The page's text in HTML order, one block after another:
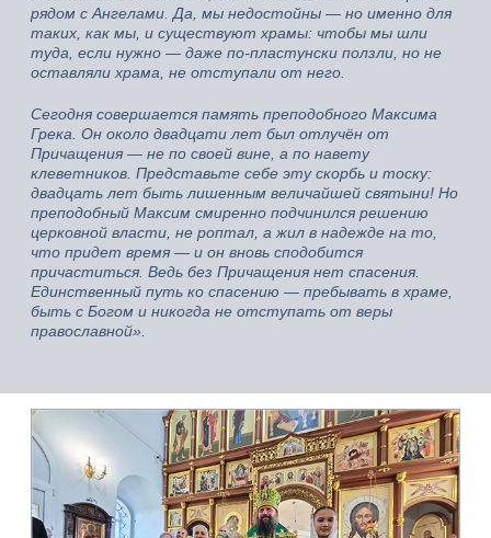
рядом с Ангелами. Да, мы недостойны — но именно для
таких, как мы, и существуют храмы: чтобы мы шли
туда, если нужно — даже по-пластунски ползли, но не
оставляли храма, не отступали от него.
Сегодня совершается память преподобного Максима
Грека. Он около двадцати лет был отлучён от
Причащения — не по своей вине, а по навету
клеветников. Представьте себе эту скорбь и тоску:
двадцать лет быть лишенным величайшей святыни! Но
преподобный Максим смиренно подчинился решению
церковной власти, не роптал, а жил в надежде на то,
что придет время — и он вновь сподобится
причаститься. Ведь без Причащения нет спасения.
Единственный путь ко спасению — пребывать в храме,
быть с Богом и никогда не отступать от веры
православной».